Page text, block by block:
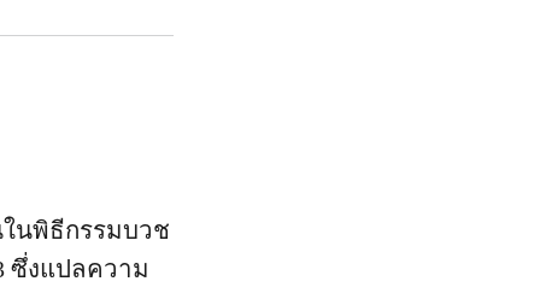
ในพิธีกรรมบวช
ซึ่งแปลความ